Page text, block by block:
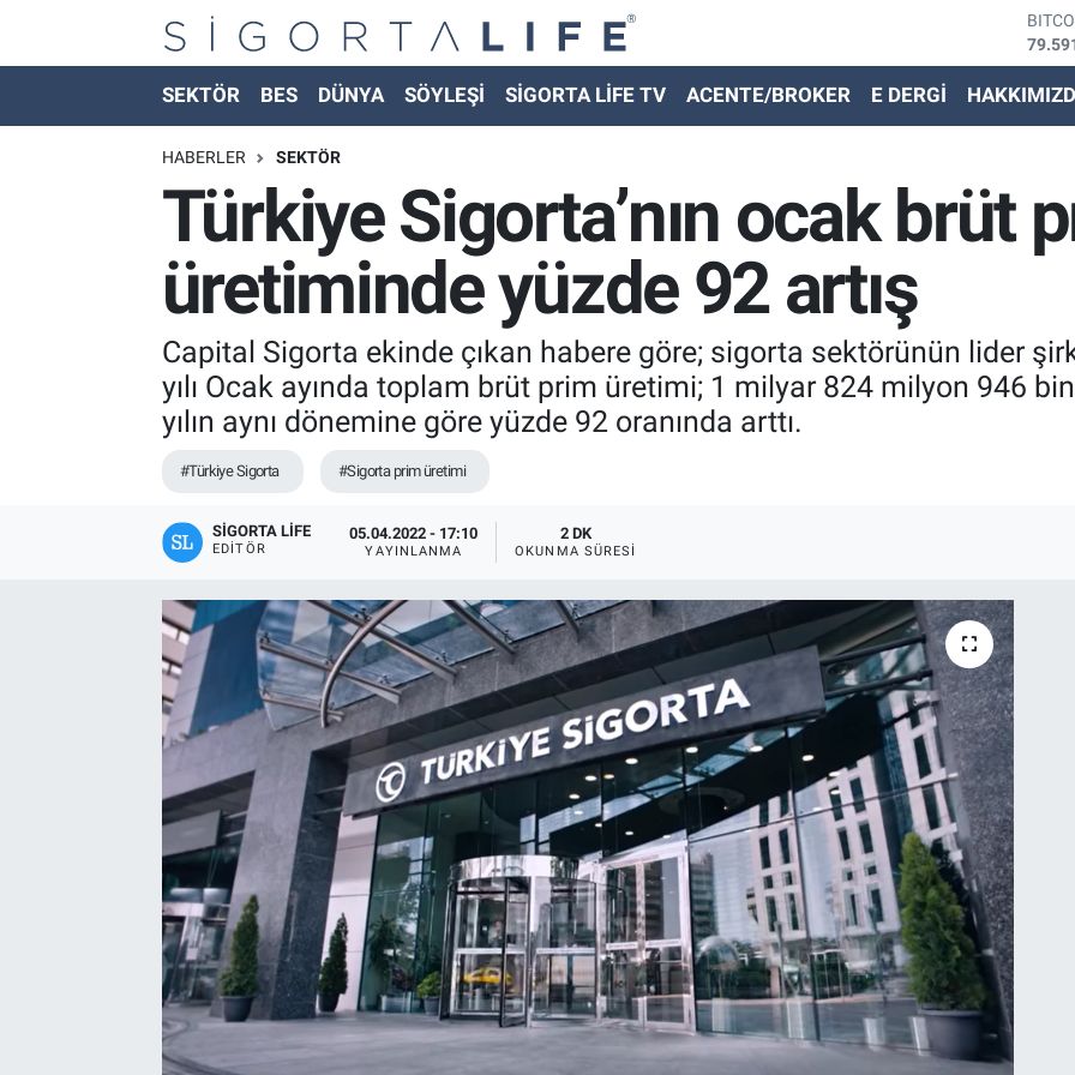
EURO
SEKTÖR BES DÜNYA SÖYLEŞİ SİGORTA LİFE TV ACENTE/BROKER E DERGİ
HABERLER SEKTÖR
Türkiye Sigorta’nın ocak brüt
üretiminde yüzde 92 artış
Capital Sigorta ekinde çıkan habere göre; sigorta sektörünün lider
yılı Ocak ayında toplam brüt prim üretimi; 1 milyar 824 milyon 946
yılın aynı dönemine göre yüzde 92 oranında arttı.
#Türkiye Sigorta #Sigorta prim üretimi
SIGORTA LIFE
EDITÖR
05.04.2022 - 17:10
YAYINLANMA
2 DK
OKUNMA SÜRESI
Nöbetçi Eczaneler
Hava Durumu
Trafik Durumu
Süper Lig Puan Durumu ve Fikstür
Tüm Manşetler
Son Dakika Haberleri
Haber Arşivi